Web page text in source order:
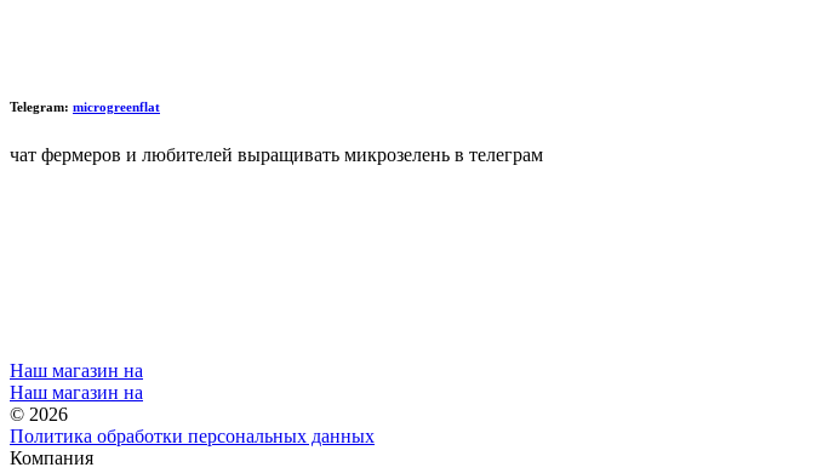
Telegram: microgreenflat
чат фермеров и любителей выращивать микрозелень в телеграм
Наш магазин на
Наш магазин на
© 2026
Политика обработки персональных данных
Компания